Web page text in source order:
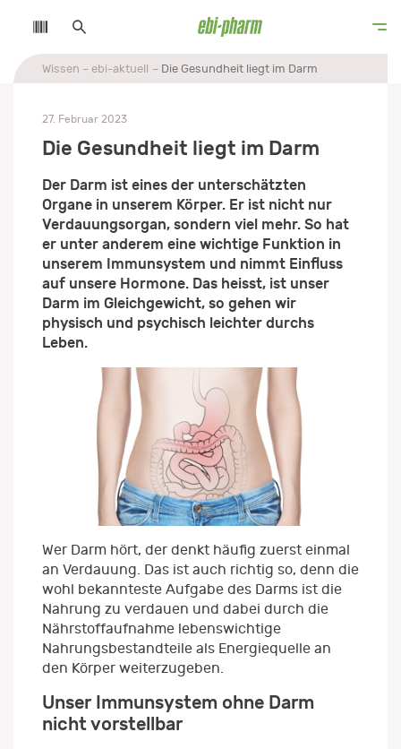
Wissen ebi-aktuell Die Gesundheit liegt im Darm
27. Februar 2023
Die Gesundheit liegt im Darm
Der Darm ist eines der unterschätzten
Organe in unserem Körper. Er ist nicht nur
Verdauungsorgan, sondern viel mehr. So hat
er unter anderem eine wichtige Funktion in
unserem Immunsystem und nimmt Einfluss
auf unsere Hormone. Das heisst, ist unser
Darm im Gleichgewicht, so gehen wir
physisch und psychisch leichter durchs
Leben.
Wer Darm hört, der denkt häufig zuerst einmal
an Verdauung. Das ist auch richtig so, denn die
wohl bekannteste Aufgabe des Darms ist die
Nahrung zu verdauen und dabei durch die
Nährstoffaufnahme lebenswichtige
Nahrungsbestandteile als Energiequelle an
den Körper weiterzugeben.
Unser Immunsystem ohne Darm
nicht vorstellbar